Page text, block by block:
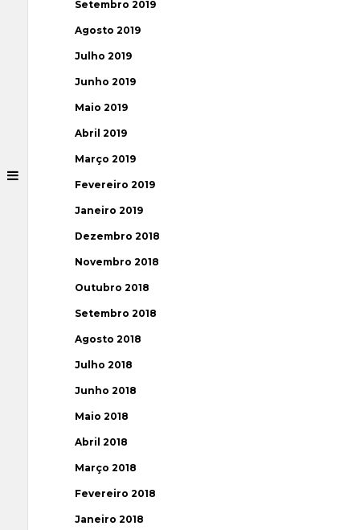
Setembro 2019
Agosto 2019
Julho 2019
Junho 2019
Maio 2019
Abril 2019
Março 2019
Fevereiro 2019
Janeiro 2019
Dezembro 2018
Novembro 2018
Outubro 2018
Setembro 2018
Agosto 2018
Julho 2018
Junho 2018
Maio 2018
Abril 2018
Março 2018
Fevereiro 2018
Janeiro 2018